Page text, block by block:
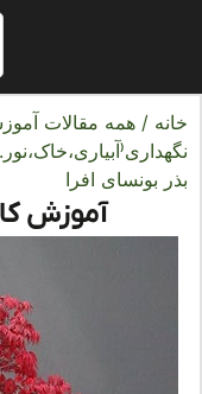
/همه مقالات آموزشی
/
بونسای افرا
آموزش